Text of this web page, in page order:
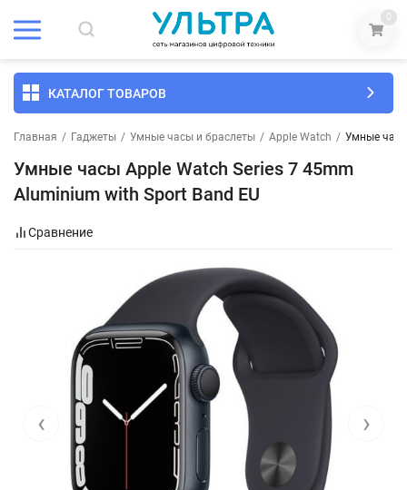
0
КАТАЛОГ ТОВАРОВ
Главная / Гаджеты / Умные часы и браслеты / Apple Watch / Умные
Умные часы Apple Watch Series 7 45mm
Aluminium with Sport Band EU
Сравнение
‹ ›